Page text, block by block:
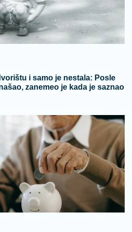
i samo je nestala: Posle
zanemeo je kada je saznao